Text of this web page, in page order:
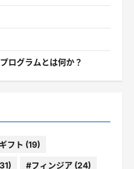
ログラムとは何か？
フト (19)
#フィンジア(24)